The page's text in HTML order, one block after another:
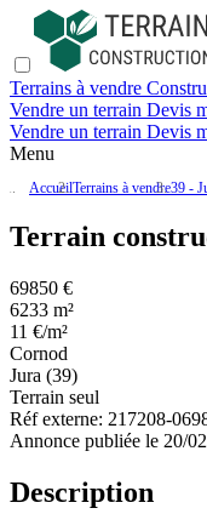
Terrains à vendre
Vendre un terrain Devis
Vendre un terrain Devis
Menu
AccueilTerrains à vendre39 -
Terrain
69850 €
6233 m²
11 €/m²
Cornod
Jura (39)
Terrain seul
Réf externe: 217208-
Annonce publiée le 20/
Description